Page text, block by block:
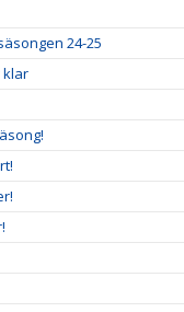
24-25
klar